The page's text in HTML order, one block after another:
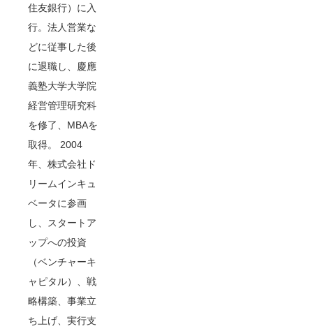
住友銀行）に入
行。法人営業な
どに従事した後
に退職し、慶應
義塾大学大学院
経営管理研究科
を修了、MBAを
取得。 2004
年、株式会社ド
リームインキュ
ベータに参画
し、スタートア
ップへの投資
（ベンチャーキ
ャピタル）、戦
略構築、事業立
ち上げ、実行支